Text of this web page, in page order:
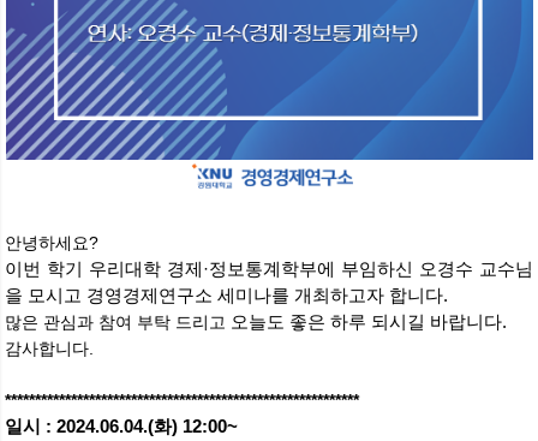
안녕하세요?
이번 학기 우리대학 경제·정보통계학부에 부임하신 오경수 교수님
을 모시고 경영경제연구소 세미나를 개최하고자 합니다.
많은 관심과 참여 부탁 드리고 오늘도 좋은 하루 되시길 바랍니다.
감사합니다.
***********************************************************
일시 : 2024.06.04.(화) 12:00~